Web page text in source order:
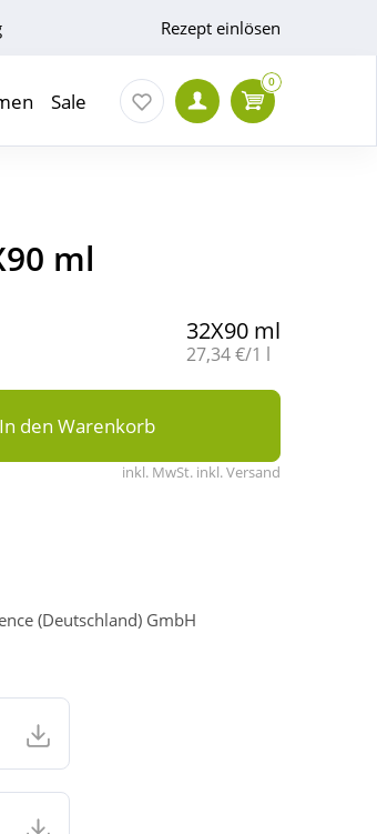
Rezept einlösen
Sale
0
ml
32X90 ml
Grundpreis:
27,34 €/1 l
In den Warenkorb
inkl. MwSt. inkl. Versand
(Deutschland) GmbH